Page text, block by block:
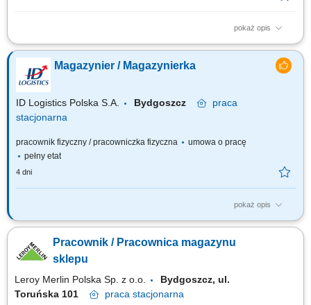
pokaż opis
Realizacja zamówień zgodnie z obowiązującymi standardami jakości.
Odbiór, kontrolowanie i właściwe składowanie towarów. Utrzymywanie
porządku na terenie magazynu oraz bezpieczna organizacja pracy.
Obsługa systemów magazynowych i aktualizacja stanów magazynowych.
Współpraca z...
Magazynier / Magazynierka
ID Logistics Polska S.A. Bydgoszcz
praca
stacjonarna
pracownik fizyczny / pracowniczka fizyczna
umowa o pracę
pełny etat
4 dni
pokaż opis
Twój zakres obowiązków załadunek i rozładunek towarów; dostarczanie
preparacja produktów na palety; obsługa wózków jezdnych unoszących;
praca przy użyciu skanerów; bieżąca aktualizacja w systemie danych
Pracownik / Pracownica magazynu
sklepu
Leroy Merlin Polska Sp. z o.o.
Bydgoszcz, ul.
Toruńska 101
praca stacjonarna